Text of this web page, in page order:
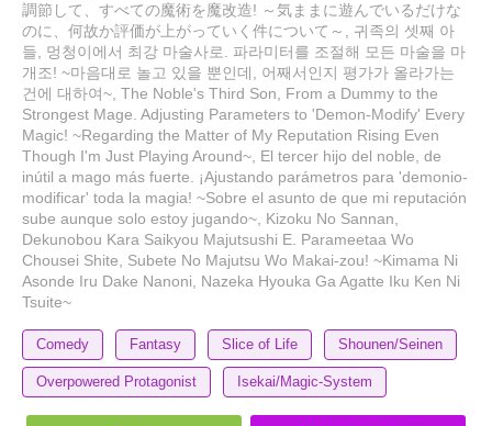
調節して、すべての魔術を魔改造! ～気ままに遊んでいるだけな
のに、何故か評価が上がっていく件について～, 귀족의 셋째 아
들, 멍청이에서 최강 마술사로. 파라미터를 조절해 모든 마술을 마
개조! ~마음대로 놀고 있을 뿐인데, 어째서인지 평가가 올라가는
건에 대하여~, The Noble's Third Son, From a Dummy to the
Strongest Mage. Adjusting Parameters to 'Demon-Modify' Every
Magic! ~Regarding the Matter of My Reputation Rising Even
Though I'm Just Playing Around~, El tercer hijo del noble, de
inútil a mago más fuerte. ¡Ajustando parámetros para 'demonio-
modificar' toda la magia! ~Sobre el asunto de que mi reputación
sube aunque solo estoy jugando~, Kizoku No Sannan,
Dekunobou Kara Saikyou Majutsushi E. Parameetaa Wo
Chousei Shite, Subete No Majutsu Wo Makai-zou! ~Kimama Ni
Asonde Iru Dake Nanoni, Nazeka Hyouka Ga Agatte Iku Ken Ni
Tsuite~
Comedy Fantasy Slice of Life Shounen/Seinen
Overpowered Protagonist Isekai/Magic-System